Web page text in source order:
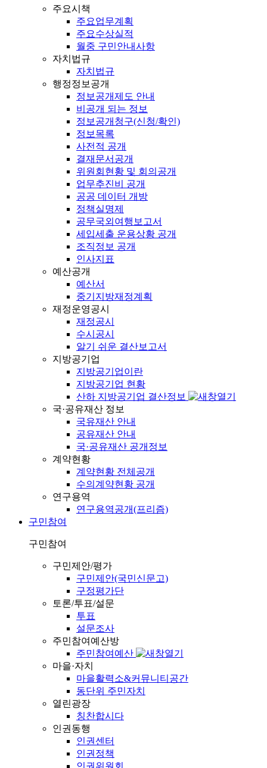
주요시책
주요업무계획
주요수상실적
월중 구민안내사항
자치법규
자치법규
행정정보공개
정보공개제도 안내
비공개 되는 정보
정보공개청구(신청/확인)
정보목록
사전적 공개
결재문서공개
위원회현황 및 회의공개
업무추진비 공개
공공 데이터 개방
정책실명제
공무국외여행보고서
세입세출 운용상황 공개
조직정보 공개
인사지표
예산공개
예산서
중기지방재정계획
재정운영공시
재정공시
수시공시
알기 쉬운 결산보고서
지방공기업
지방공기업이란
지방공기업 현황
산하 지방공기업 결산정보
국·공유재산 정보
국유재산 안내
공유재산 안내
국·공유재산 공개정보
계약현황
계약현황 전체공개
수의계약현황 공개
연구용역
연구용역공개(프리즘)
구민참여
구민참여
구민제안/평가
구민제안(국민신문고)
구정평가단
토론/투표/설문
투표
설문조사
주민참여예산방
주민참여예산
마을·자치
마을활력소&커뮤니티공간
동단위 주민자치
열린광장
칭찬합시다
인권동행
인권센터
인권정책
인권위원회